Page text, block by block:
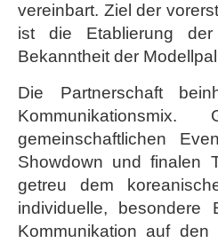
vereinbart. Ziel der
ist die Etablierung
Bekanntheit der
Die Partnerschaft
gemeinschaftlichen
Showdown und finalen
getreu dem
individuelle, besondere
Kommunikation auf den